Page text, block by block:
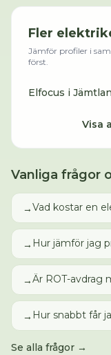
Fler
Jämför profiler i
först.
Elfocus i
Visa
Vanliga frågor
→Vad kostar en
→ Hur jämför jag
→Är ROT-avdrag
→ Hur snabbt får
Se alla frågor →